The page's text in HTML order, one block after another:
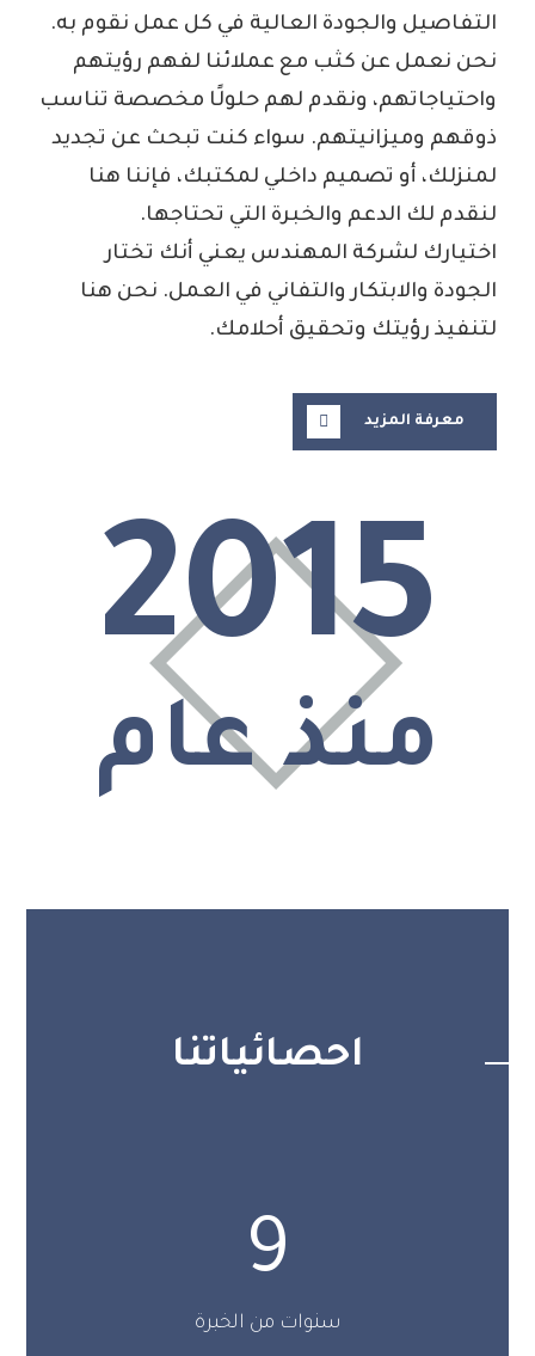
التفاصيل والجودة العالية في كل عمل نقوم به.
نحن نعمل عن كثب مع عملائنا لفهم رؤيتهم
واحتياجاتهم، ونقدم لهم حلولًا مخصصة تناسب
ذوقهم وميزانيتهم. سواء كنت تبحث عن تجديد
لمنزلك، أو تصميم داخلي لمكتبك، فإننا هنا
لنقدم لك الدعم والخبرة التي تحتاجها.
اختيارك لشركة المهندس يعني أنك تختار
الجودة والابتكار والتفاني في العمل. نحن هنا
لتنفيذ رؤيتك وتحقيق أحلامك.
معرفة المزيد
2015
منذ عام
احصائياتنا
9
سنوات من الخبرة